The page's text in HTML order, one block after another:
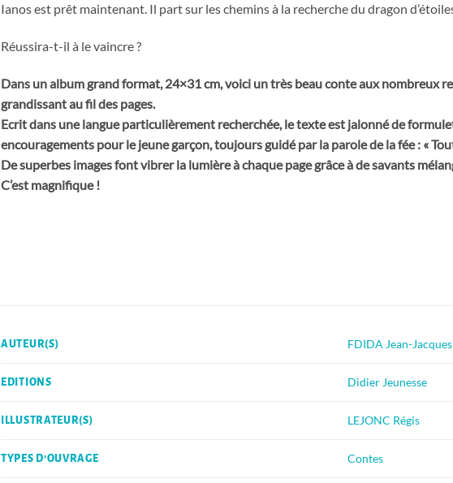
Ianos est prêt maintenant. Il part sur les chemins à la recherche du dragon
Réussira-t-il à le vaincre ?
Dans un album grand format, 24×31 cm, voici un très beau conte aux nombreux
grandissant au fil des pages.
Ecrit dans une langue particulièrement recherchée, le texte est jalonné de
encouragements pour le jeune garçon, toujours guidé par la parole de la fée : « Tout
De superbes images font vibrer la lumière à chaque page grâce à de savants
C’est magnifique !
AUTEUR(S) FDIDA Jean-Jacques
EDITIONS Didier Jeunesse
ILLUSTRATEUR(S) LEJONC Régis
TYPES D'OUVRAGE Contes